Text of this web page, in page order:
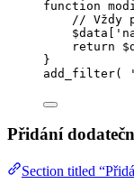
function
// Vždy
$data
'
return
}
add_filter( '
Přidání
Section titled